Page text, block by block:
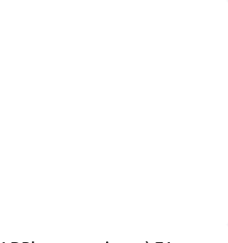
et créez votre équipe de rêve